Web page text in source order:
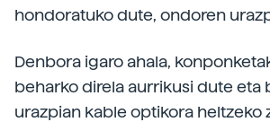
hondoratuko dute, ondoren
Denbora igaro ahala,
beharko direla aurrikusi dute eta
urazpian kable optikora heltzeko